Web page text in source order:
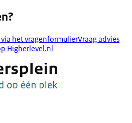
het vragenformulierVraag advies
Higherlevel.nl